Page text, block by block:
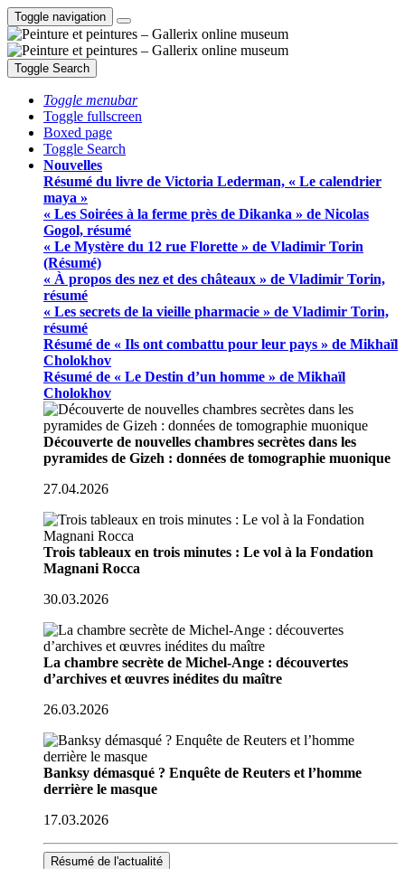
Toggle navigation
Toggle Search
Toggle menubar
Toggle fullscreen
Boxed page
Toggle Search
Nouvelles
Résumé du livre de Victoria Lederman, « Le calendrier
maya »
« Les Soirées à la ferme près de Dikanka » de Nicolas
Gogol, résumé
« Le Mystère du 12 rue Florette » de Vladimir Torin
(Résumé)
« À propos des nez et des châteaux » de Vladimir Torin,
résumé
« Les secrets de la vieille pharmacie » de Vladimir Torin,
résumé
Résumé de « Ils ont combattu pour leur pays » de Mikhaïl
Cholokhov
Résumé de « Le Destin d’un homme » de Mikhaïl
Cholokhov
Découverte de nouvelles chambres secrètes dans les
pyramides de Gizeh : données de tomographie muonique
27.04.2026
Trois tableaux en trois minutes : Le vol à la Fondation
Magnani Rocca
30.03.2026
La chambre secrète de Michel-Ange : découvertes
d’archives et œuvres inédites du maître
26.03.2026
Banksy démasqué ? Enquête de Reuters et l’homme
derrière le masque
17.03.2026
Résumé de l'actualité